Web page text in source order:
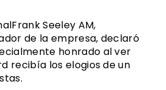
Seeley AM,
de la empresa, declaró
honrado al ver
recibía los elogios de un